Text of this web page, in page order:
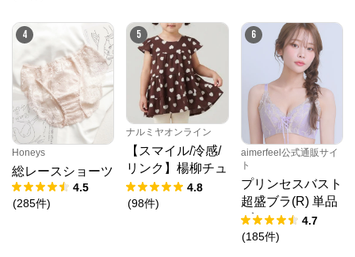
4
Honeys
総レースショーツ
4.5
(285件)
5
ナルミヤオンライン
【スマイル/冷感/
リンク】楊柳チュ
ニック
4.8
(98件)
6
aimerfeel公式通販サイ
ト
プリンセスバスト
超盛ブラ(R) 単品
ブラジャー4.7
(185件)